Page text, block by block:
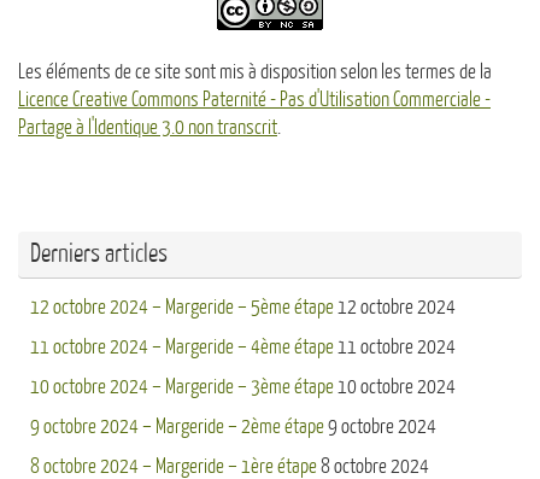
Les éléments de ce site sont mis à disposition selon les termes de la
Licence Creative Commons Paternité - Pas d'Utilisation Commerciale -
Partage à l'Identique 3.0 non transcrit
Derniers articles
12 octobre 2024 – Margeride – 5ème étape 12 octobre 2024
11 octobre 2024 – Margeride – 4ème étape 11 octobre 2024
10 octobre 2024 – Margeride – 3ème étape 10 octobre 2024
9 octobre 2024 – Margeride – 2ème étape9 octobre 2024
8 octobre 2024 – Margeride – 1ère étape8 octobre 2024